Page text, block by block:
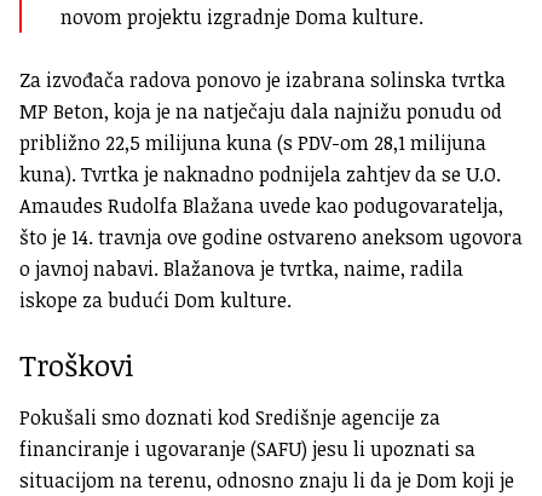
novom projektu izgradnje Doma kulture.
Za izvođača radova ponovo je izabrana solinska tvrtka
MP Beton, koja je na natječaju dala najnižu ponudu od
približno 22,5 milijuna kuna (s PDV-om 28,1 milijuna
kuna). Tvrtka je naknadno podnijela zahtjev da se U.O.
Amaudes Rudolfa Blažana uvede kao podugovaratelja,
što je 14. travnja ove godine ostvareno aneksom ugovora
o javnoj nabavi. Blažanova je tvrtka, naime, radila
iskope za budući Dom kulture.
Troškovi
Pokušali smo doznati kod Središnje agencije za
financiranje i ugovaranje (SAFU) jesu li upoznati sa
situacijom na terenu, odnosno znaju li da je Dom koji je